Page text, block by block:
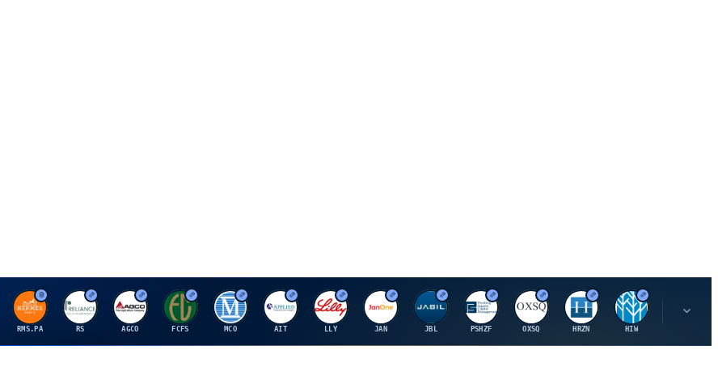
H
RMS.PA
R
RS
A
AGCO
F
FCFS
M
MCO
A
AIT
E
LLY
J
JAN
J
JBL
P
PSHZF
O
OXSQ
H
HRZN
H
HIW
U